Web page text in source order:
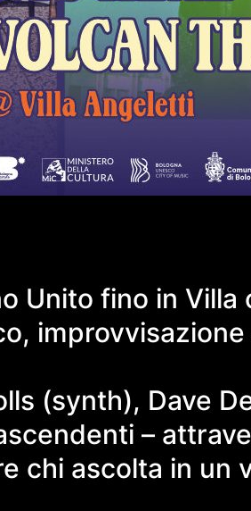
Unito fino in
(synth), Dave
–
chi ascolta in un